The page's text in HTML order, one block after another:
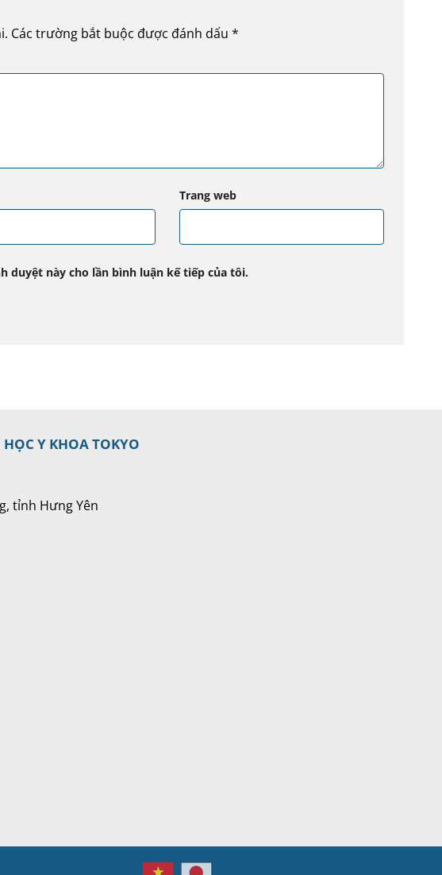
Các trường bắt buộc được đánh dấu *
Trang web
duyệt này cho lần bình luận kế tiếp của tôi.
Y KHOA TOKYO
tỉnh Hưng Yên